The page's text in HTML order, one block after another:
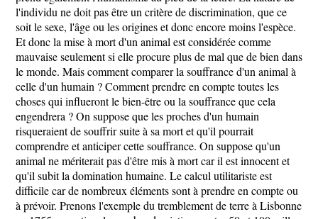
l'individu ne doit pas être un critère de discrimination, que ce
soit le sexe, l'âge ou les origines et donc encore moins l'espèce.
Et donc la mise à mort d'un animal est considérée comme
mauvaise seulement si elle procure plus de mal que de bien dans
le monde. Mais comment comparer la souffrance d'un animal à
celle d'un humain ? Comment prendre en compte toutes les
choses qui influeront le bien-être ou la souffrance que cela
engendrera ? On suppose que les proches d'un humain
risqueraient de souffrir suite à sa mort et qu'il pourrait
comprendre et anticiper cette souffrance. On suppose qu'un
animal ne mériterait pas d'être mis à mort car il est innocent et
qu'il subit la domination humaine. Le calcul utilitariste est
difficile car de nombreux éléments sont à prendre en compte ou
à prévoir. Prenons l'exemple du tremblement de terre à Lisbonne